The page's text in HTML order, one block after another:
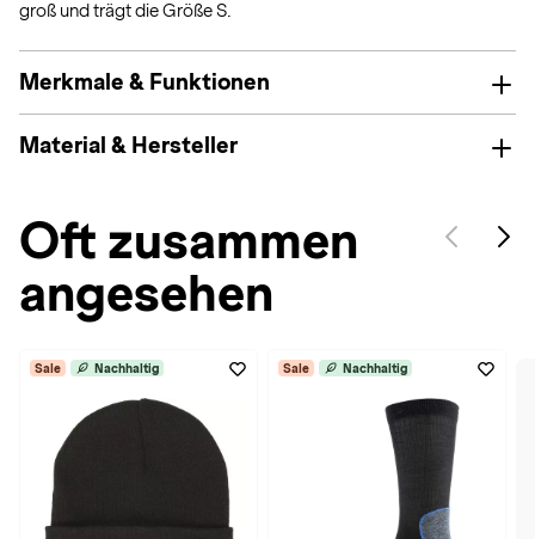
groß und trägt die Größe S.
Merkmale & Funktionen
Material & Hersteller
Oft zusammen
angesehen
Sale Nachhaltig Sale Nachhaltig